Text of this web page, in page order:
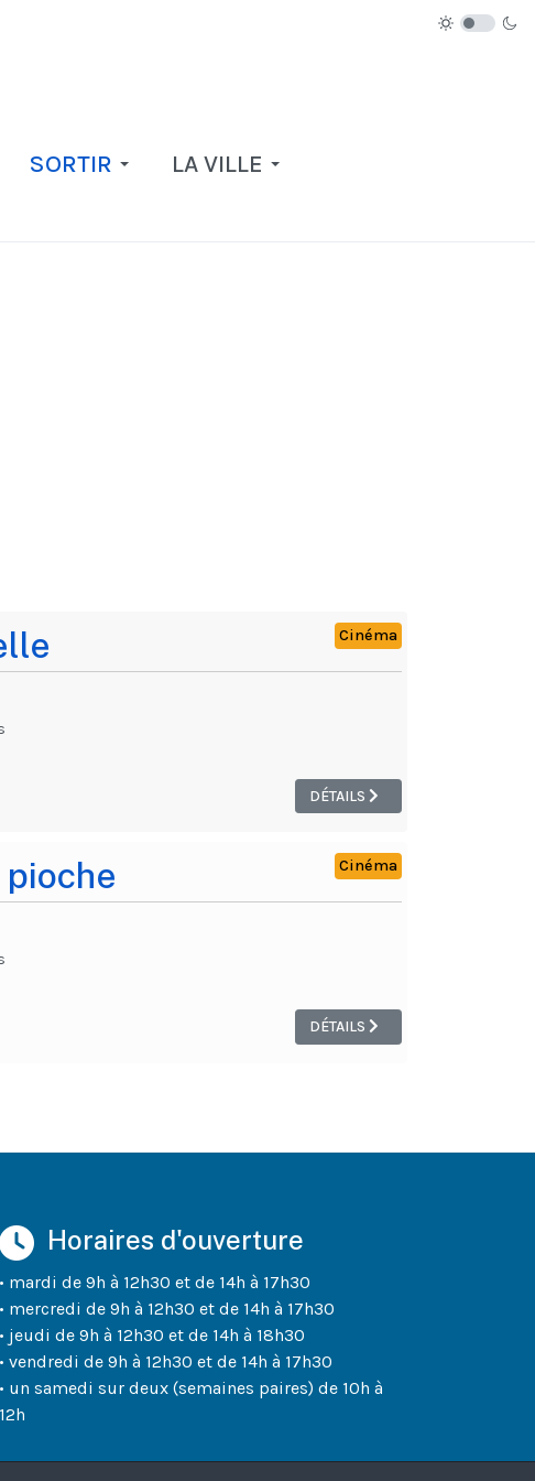
SORTIR LA VILLE
Cinéma
DÉTAILS
Cinéma
DÉTAILS
Horaires d'ouverture
• mardi de 9h à 12h30 et de 14h à 17h30
• mercredi de 9h à 12h30 et de 14h à 17h30
• jeudi de 9h à 12h30 et de 14h à 18h30
• vendredi de 9h à 12h30 et de 14h à 17h30
• un samedi sur deux (semaines paires) de 10h à
12h